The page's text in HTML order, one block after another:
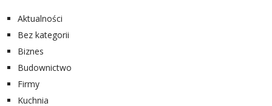
Aktualności
Bez kategorii
Biznes
Budownictwo
Firmy
Kuchnia